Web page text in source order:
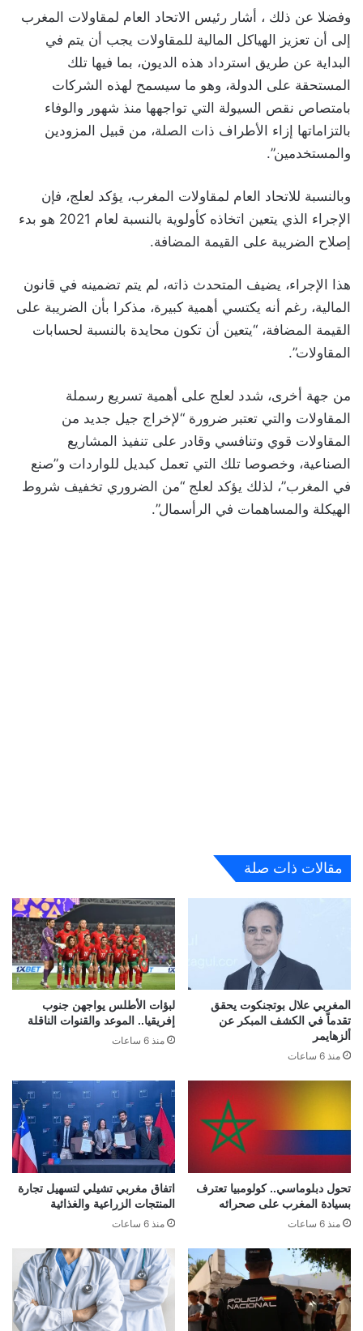
وفضلا عن ذلك ، أشار رئيس الاتحاد العام لمقاولات المغرب
إلى أن تعزيز الهياكل المالية للمقاولات يجب أن يتم في
البداية عن طريق استرداد هذه الديون، بما فيها تلك
المستحقة على الدولة، وهو ما سيسمح لهذه الشركات
بامتصاص نقص السيولة التي تواجهها منذ شهور والوفاء
بالتزاماتها إزاء الأطراف ذات الصلة، من قبيل المزودين
والمستخدمين”.
وبالنسبة للاتحاد العام لمقاولات المغرب، يؤكد لعلج، فإن
الإجراء الذي يتعين اتخاذه كأولوية بالنسبة لعام 2021 هو بدء
إصلاح الضريبة على القيمة المضافة.
هذا الإجراء، يضيف المتحدث ذاته، لم يتم تضمينه في قانون
المالية، رغم أنه يكتسي أهمية كبيرة، مذكرا بأن الضريبة على
القيمة المضافة، “يتعين أن تكون محايدة بالنسبة لحسابات
المقاولات”.
من جهة أخرى، شدد لعلج على أهمية تسريع رسملة
المقاولات والتي تعتبر ضرورة “لإخراج جيل جديد من
المقاولات قوي وتنافسي وقادر على تنفيذ المشاريع
الصناعية، وخصوصا تلك التي تعمل كبديل للواردات و”صنع
في المغرب”، لذلك يؤكد لعلج “من الضروري تخفيف شروط
الهيكلة والمساهمات في الرأسمال”.
مقالات ذات صلة
المغربي علال بوتجنكوت يحقق
تقدماً في الكشف المبكر عن
ألزهايمر
منذ 6 ساعات
لبؤات الأطلس يواجهن جنوب
إفريقيا.. الموعد والقنوات الناقلة
منذ 6 ساعات
تحول دبلوماسي.. كولومبيا تعترف
بسيادة المغرب على صحرائه
منذ 6 ساعات
اتفاق مغربي تشيلي لتسهيل تجارة
المنتجات الزراعية والغذائية
منذ 6 ساعات